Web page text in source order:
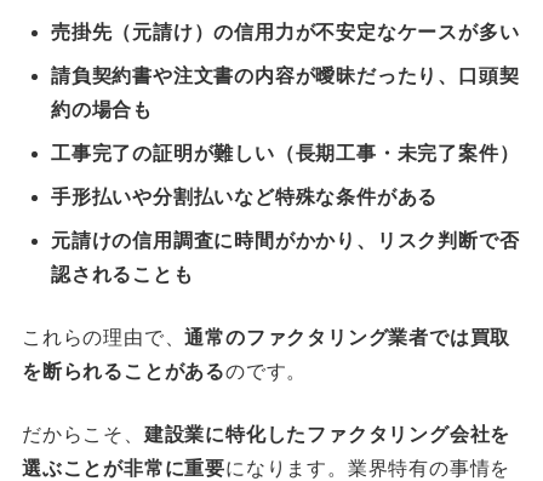
売掛先（元請け）の信用力が不安定なケースが多い
請負契約書や注文書の内容が曖昧だったり、口頭契
約の場合も
工事完了の証明が難しい（長期工事・未完了案件）
手形払いや分割払いなど特殊な条件がある
元請けの信用調査に時間がかかり、リスク判断で否
認されることも
これらの理由で、通常のファクタリング業者では買取
を断られることがあるのです。
だからこそ、 建設業に特化したファクタリング会社を
選ぶことが非常に重要になります。業界特有の事情を